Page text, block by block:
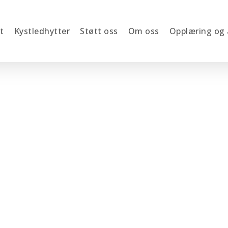
Kystledhytter Støtt oss Om oss Opplæring og